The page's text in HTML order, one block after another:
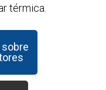
térmica.